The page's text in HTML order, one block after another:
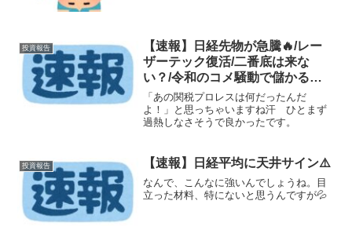
投資報告
【速報】日経先物が急騰🔥/レー
ザーテック復活/二番底は来な
い？/令和のコメ騒動で儲かる株/
想定レンジ/いま注目の株
「あの関税プロレスは何だったんだ
よ！」と思っちゃいますね汗 ひとまず
過熱しなさそうで良かったです。
投資報告 【速報】日経平均に天井サイン⚠️
なんで、こんなに強いんでしょうね。目
立った材料、特にないと思うんですが💦